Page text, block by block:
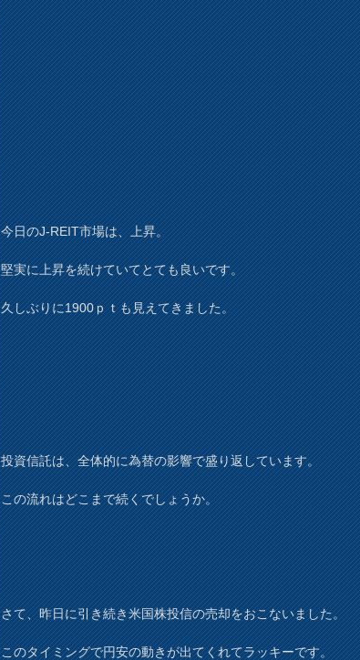
今日のJ-REIT市場は、上昇。
堅実に上昇を続けていてとても良いです。
久しぶりに1900ｐｔも見えてきました。
投資信託は、全体的に為替の影響で盛り返しています。
この流れはどこまで続くでしょうか。
さて、昨日に引き続き米国株投信の売却をおこないました。
このタイミングで円安の動きが出てくれてラッキーです。